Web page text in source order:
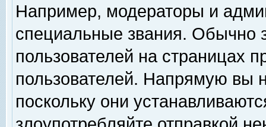
Например, модераторы и
специальные звания. Обычно
пользователей на страницах
пользователей. Напрямую вы
поскольку они